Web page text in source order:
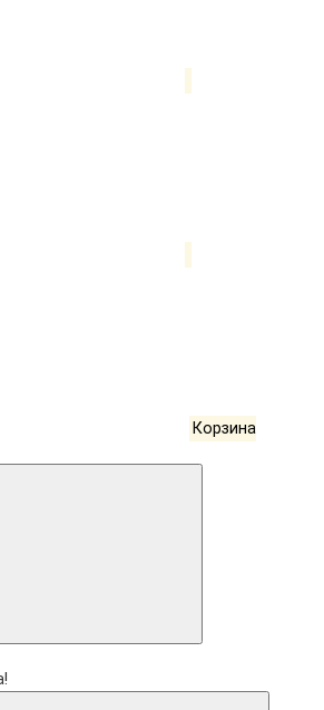
Корзина